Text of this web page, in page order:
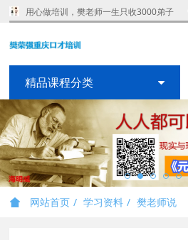
用心做培训，樊老师一生只收3000弟子
精品课程分类
网站首页 学习资料 樊老师说